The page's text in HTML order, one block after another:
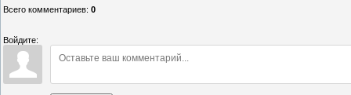
Всего комментариев: 0
Войдите: